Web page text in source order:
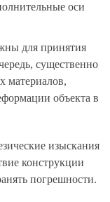
оси
для принятия
существенно
материалов,
объекта в
изыскания
конструкции
погрешности.